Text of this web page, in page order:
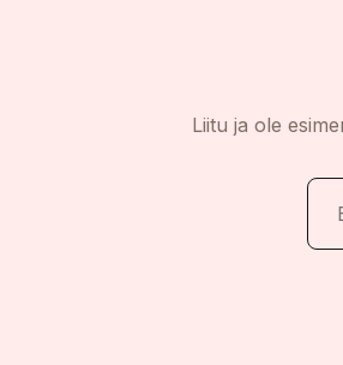
Liitu ja ole